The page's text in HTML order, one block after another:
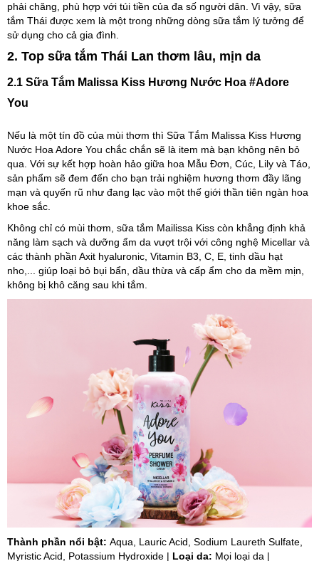
phải chăng, phù hợp với túi tiền của đa số người dân. Vì vậy, sữa
tắm Thái được xem là một trong những dòng sữa tắm lý tưởng để
sử dụng cho cả gia đình.
2. Top sữa tắm Thái Lan thơm lâu, mịn da
2.1 Sữa Tắm Malissa Kiss Hương Nước Hoa #Adore
You
Nếu là một tín đồ của mùi thơm thì Sữa Tắm Malissa Kiss Hương
Nước Hoa Adore You chắc chắn sẽ là item mà bạn không nên bỏ
qua. Với sự kết hợp hoàn hảo giữa hoa Mẫu Đơn, Cúc, Lily và Táo,
sản phẩm sẽ đem đến cho bạn trải nghiệm hương thơm đầy lãng
mạn và quyến rũ như đang lạc vào một thế giới thần tiên ngàn hoa
khoe sắc.
Không chỉ có mùi thơm, sữa tắm Mailissa Kiss còn khẳng định khả
năng làm sạch và dưỡng ẩm da vượt trội với công nghệ Micellar và
các thành phần Axit hyaluronic, Vitamin B3, C, E, tinh dầu hạt
nho,... giúp loại bỏ bụi bẩn, dầu thừa và cấp ẩm cho da mềm mịn,
không bị khô căng sau khi tắm.
Thành phần nổi bật: Aqua, Lauric Acid, Sodium Laureth Sulfate,
Myristic Acid, Potassium Hydroxide | Loại da: Mọi loại da |